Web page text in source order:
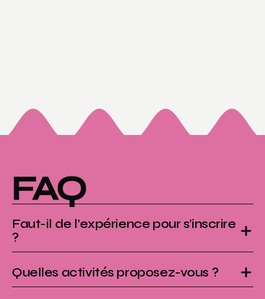
FAQ
Faut-il de l’expérience pour s’inscrire
?
Quelles activités proposez-vous ?